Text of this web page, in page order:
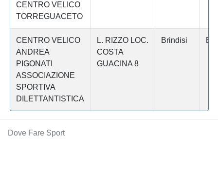
CENTRO VELICO
TORREGUACETO
CENTRO VELICO
ANDREA
PIGONATI
ASSOCIAZIONE
SPORTIVA
DILETTANTISTICA
L. RIZZO LOC.
COSTA
GUACINA 8
Brindisi
Dove Fare Sport